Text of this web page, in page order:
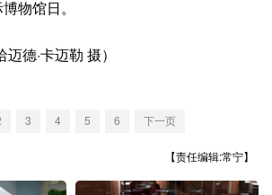
物馆日。
德·卡迈勒 摄）
3 4 5 6 下一页
【责任编辑:常宁】